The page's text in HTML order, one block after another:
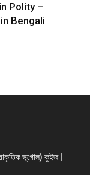
Polity –
Bengali
ভূগোল) কুইজ |